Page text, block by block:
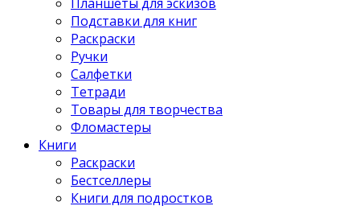
Планшеты для эскизов
Подставки для книг
Раскраски
Ручки
Салфетки
Тетради
Товары для творчества
Фломастеры
Книги
Раскраски
Бестселлеры
Книги для подростков